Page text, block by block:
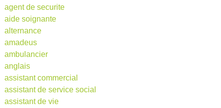
agent de securite
aide soignante
alternance
amadeus
ambulancier
anglais
assistant commercial
assistant de service social
assistant de vie